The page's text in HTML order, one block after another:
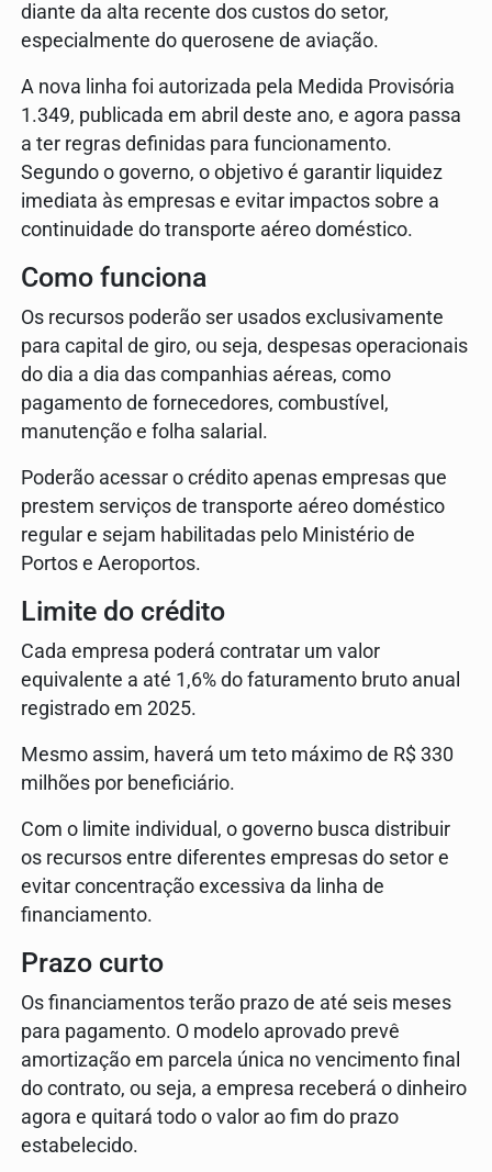
diante da alta recente dos custos do setor,
especialmente do querosene de aviação.
A nova linha foi autorizada pela Medida Provisória
1.349, publicada em abril deste ano, e agora passa
a ter regras definidas para funcionamento.
Segundo o governo, o objetivo é garantir liquidez
imediata às empresas e evitar impactos sobre a
continuidade do transporte aéreo doméstico.
Como funciona
Os recursos poderão ser usados exclusivamente
para capital de giro, ou seja, despesas operacionais
do dia a dia das companhias aéreas, como
pagamento de fornecedores, combustível,
manutenção e folha salarial.
Poderão acessar o crédito apenas empresas que
prestem serviços de transporte aéreo doméstico
regular e sejam habilitadas pelo Ministério de
Portos e Aeroportos.
Limite do crédito
Cada empresa poderá contratar um valor
equivalente a até 1,6% do faturamento bruto anual
registrado em 2025.
Mesmo assim, haverá um teto máximo de R$ 330
milhões por beneficiário.
Com o limite individual, o governo busca distribuir
os recursos entre diferentes empresas do setor e
evitar concentração excessiva da linha de
financiamento.
Prazo curto
Os financiamentos terão prazo de até seis meses
para pagamento. O modelo aprovado prevê
amortização em parcela única no vencimento final
do contrato, ou seja, a empresa receberá o dinheiro
agora e quitará todo o valor ao fim do prazo
estabelecido.